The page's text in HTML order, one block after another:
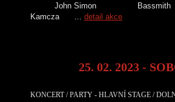
John Simon
Kamcza … detail akce
25. 02. 2023 -
KONCERT / PARTY - HLAVNÍ STAGE /